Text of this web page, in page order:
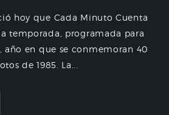
hoy que Cada Minuto Cuenta
temporada, programada para
año en que se conmemoran 40
de 1985. La...